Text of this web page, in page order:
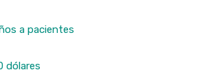
a pacientes
dólares